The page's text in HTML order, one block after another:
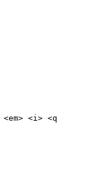
<i> <q